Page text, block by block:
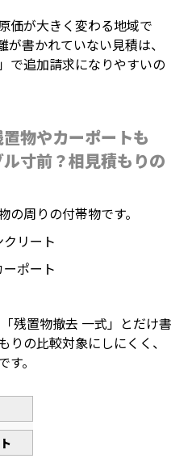
価が大きく変わる地域で
書かれていない見積は、
で追加請求になりやすいの
物やカーポートも
ル寸前？相見積もりの
周りの付帯物です。
リート
ポート
残置物撤去 一式」とだけ書
の比較対象にしにくく、
。